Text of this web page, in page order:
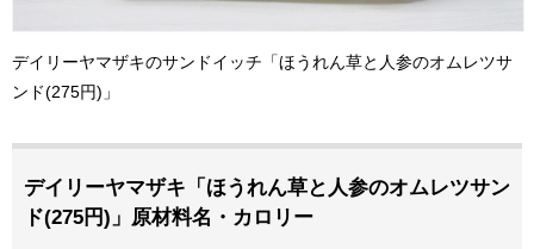
デイリーヤマザキのサンドイッチ「ほうれん草と人参のオムレツサ
ンド(275円)」
デイリーヤマザキ「ほうれん草と人参のオムレツサン
ド(275円)」原材料名・カロリー